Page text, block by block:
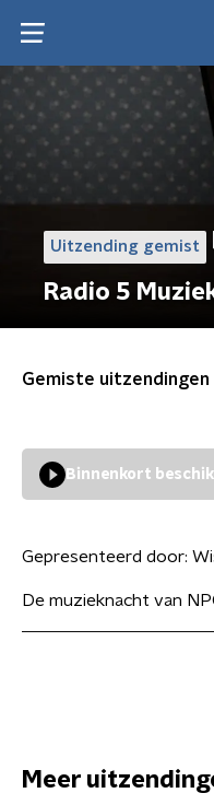
Uitzending gemist
Radio 5
Gemiste uitzendingen
Binnenkort
Gepresenteerd door:
De muzieknacht van
Meer